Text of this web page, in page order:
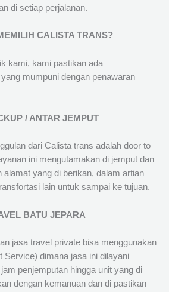
di setiap perjalanan.
CALISTA TRANS?
kami, kami pastikan ada
mumpuni dengan penawaran
/ ANTAR JEMPUT
dari Calista trans adalah door to
ini mengutamakan di jemput dan
alamat yang di berikan, dalam artian
lain untuk sampai ke tujuan.
BATU JEPARA
jasa travel private bisa menggunakan
Service) dimana jasa ini dilayani
penjemputan hingga unit yang di
dengan kemanuan dan di pastikan